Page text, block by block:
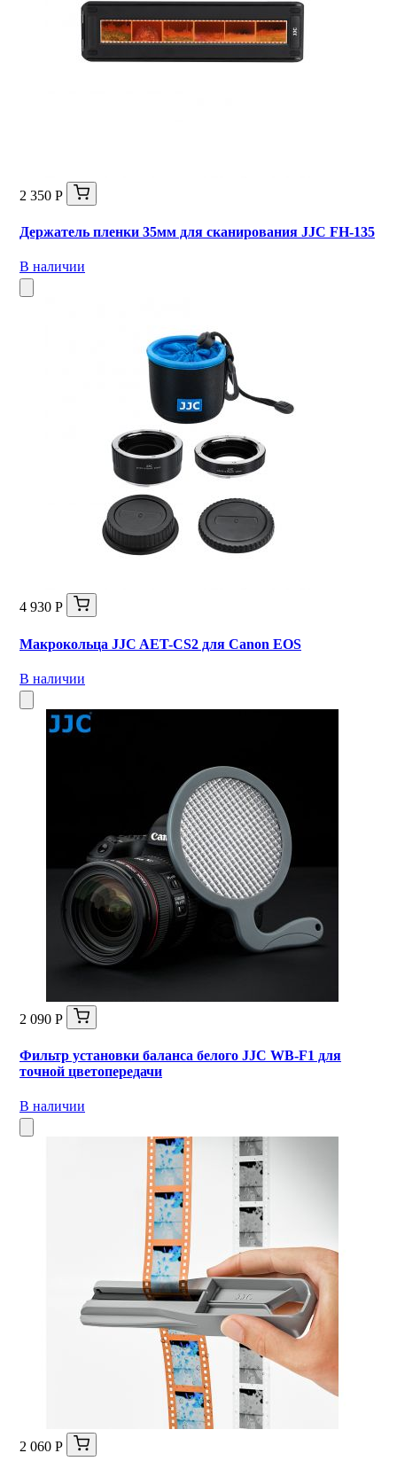
2 350 Р
Держатель пленки 35мм для сканирования JJC FH-135
В наличии
4 930 Р
Макрокольца JJC AET-CS2 для Canon EOS
В наличии
2 090 Р
Фильтр установки баланса белого JJC WB-F1 для
точной цветопередачи
В наличии
2 060 Р